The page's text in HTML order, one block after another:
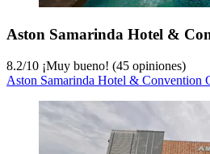
Aston Samarinda Hotel &
8.2/10 ¡Muy bueno! (45 opiniones)
Aston Samarinda Hotel & Convention